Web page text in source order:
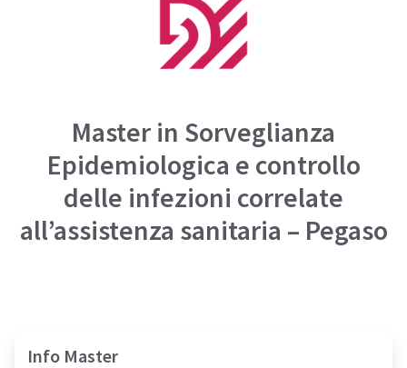
Master in Sorveglianza
Epidemiologica e controllo
delle infezioni correlate
all’assistenza sanitaria – Pegaso
Info Master